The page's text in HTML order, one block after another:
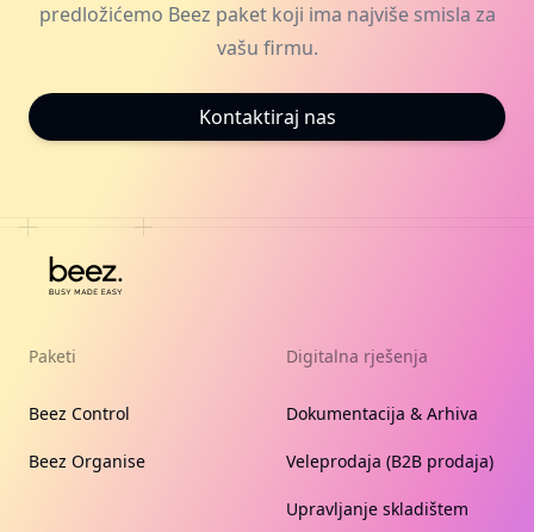
predložićemo Beez paket koji ima najviše smisla za
vašu firmu.
Kontaktiraj nas
Paketi
Beez Control
Beez Organise
Digitalna rješenja
Dokumentacija & Arhiva
Veleprodaja (B2B prodaja)
Upravljanje skladištem